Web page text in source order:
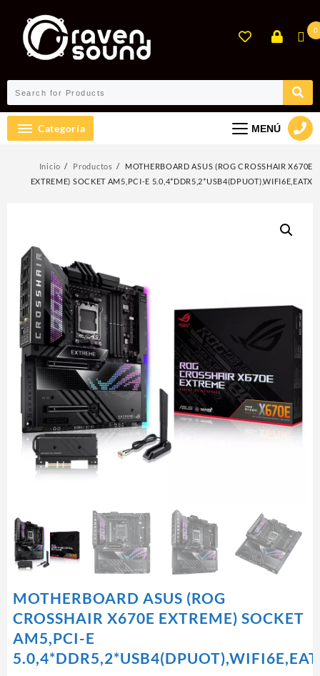
contenido
0
Categoría MENÚ
Inicio Productos
MOTHERBOARD ASUS (ROG CROSSHAIR X670E
EXTREME) SOCKET AM5,PCI-E 5.0,4*DDR5,2*USB4(DPUOT),WIFI6E,EATX
MOTHERBOARD ASUS (ROG
CROSSHAIR X670E EXTREME) SOCKET
AM5,PCI-E